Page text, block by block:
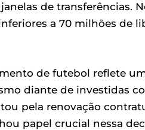
de transferências.
a 70 milhões de
de futebol reflete
diante de investidas
pela renovação
papel crucial nessa